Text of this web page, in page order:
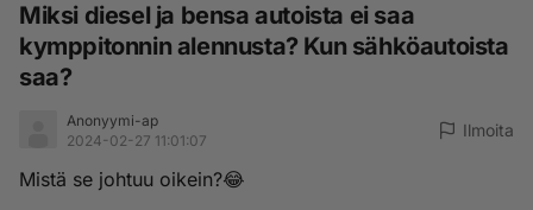
Miksi diesel ja bensa autoista ei saa
kymppitonnin alennusta? Kun sähköautoista
saa?
Anonyymi-ap
2024-02-27 11:01:07
Ilmoita
Mistä se johtuu oikein?😂